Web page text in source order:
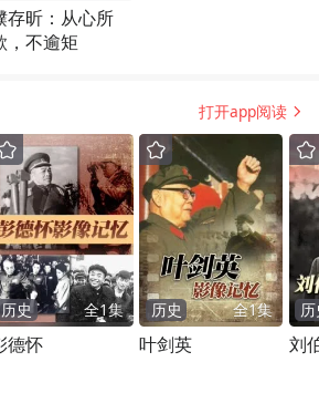
存昕：从心所
，不逾矩
打开app阅读
历史 全1集
德怀
历史 全1集
叶剑英 刘